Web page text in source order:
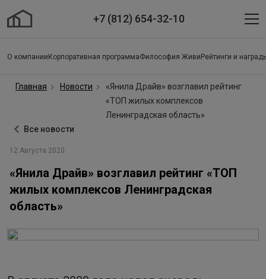
+7 (812) 654-32-10
О компании Корпоративная программаФилософия Живи Рейтинги и
Главная Новости
«Янила Драйв» возглавил рейтинг
«ТОП жилых комплексов
Ленинградская область»
Все новости
12 Августа 2020
«Янила Драйв» возглавил рейтинг «ТОП
жилых комплексов Ленинградская
область»